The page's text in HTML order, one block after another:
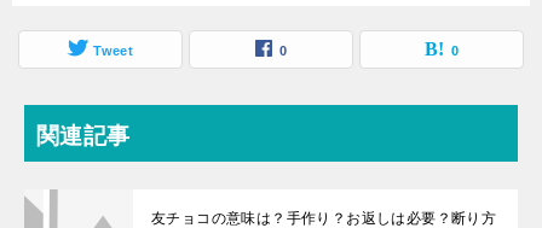
Tweet 0 0
関連記事
友チョコの意味は？手作り？お返しは必要？断り方